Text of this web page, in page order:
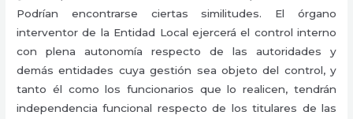
Podrían encontrarse ciertas similitudes. El órgano
interventor de la Entidad Local ejercerá el control interno
con plena autonomía respecto de las autoridades y
demás entidades cuya gestión sea objeto del control, y
tanto él como los funcionarios que lo realicen, tendrán
independencia funcional respecto de los titulares de las